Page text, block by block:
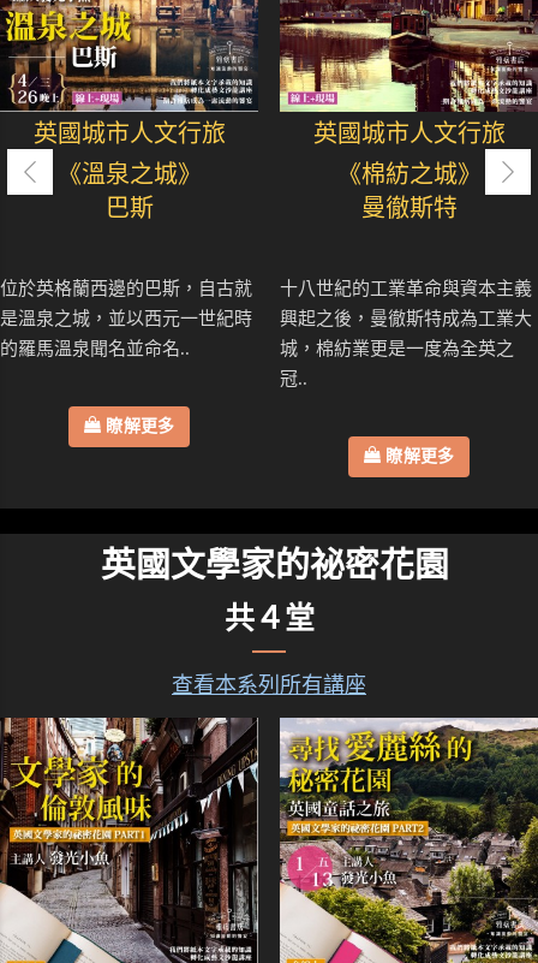
英國城市人文行旅
《溫泉之城》
巴斯
位於英格蘭西邊的巴斯，自古就
是溫泉之城，並以西元一世紀時
的羅馬溫泉聞名並命名..
瞭解更多
英國城市人文行旅
《棉紡之城》
曼徹斯特
十八世紀的工業革命與資本主義
興起之後，曼徹斯特成為工業大
城，棉紡業更是一度為全英之
冠..
瞭解更多
英國文學家的祕密花園
共４堂
查看本系列所有講座